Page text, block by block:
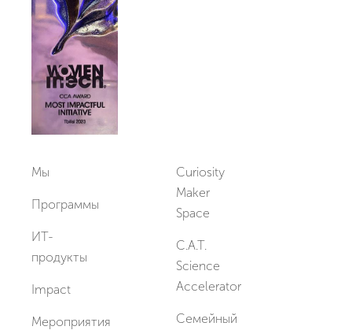
Мы
Программы
ИТ-
продукты
Impact
Мероприятия
Curiosity
Maker
Space
C.A.T.
Science
Accelerator
Семейный